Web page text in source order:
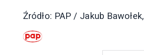
Źródło: PAP / Jakub